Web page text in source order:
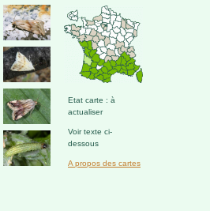
Etat carte : à
actualiser
Voir texte ci-
dessous
A propos des cartes